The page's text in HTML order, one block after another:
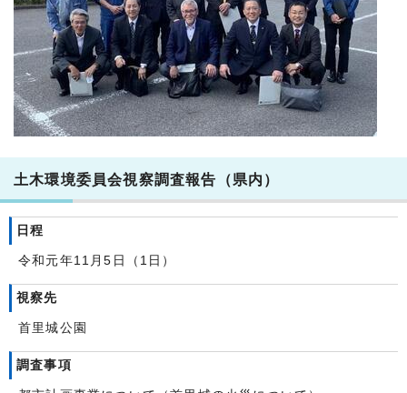
土木環境委員会視察調査報告（県内）
日程
令和元年11月5日（1日）
視察先
首里城公園
調査事項